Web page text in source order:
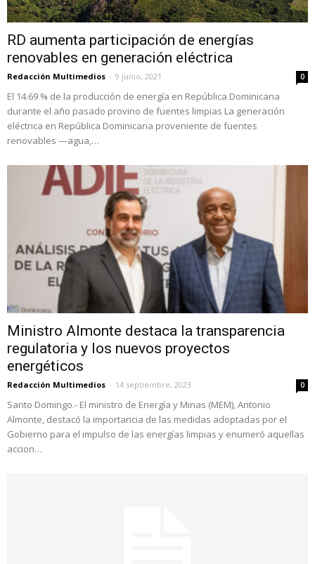
RD aumenta participación de energías
renovables en generación eléctrica
Redacción Multimedios - 9 junio, 2021 0
El 14.69 % de la producción de energía en República Dominicana
durante el año pasado provino de fuentes limpias La generación
eléctrica en República Dominicana proveniente de fuentes
renovables —agua,…
Ministro Almonte destaca la transparencia
regulatoria y los nuevos proyectos
energéticos
Redacción Multimedios - 14 septiembre, 2023 0
Santo Domingo.- El ministro de Energía y Minas (MEM), Antonio
Almonte, destacó la importancia de las medidas adoptadas por el
Gobierno para el impulso de las energías limpias y enumeró aquellas
accion…